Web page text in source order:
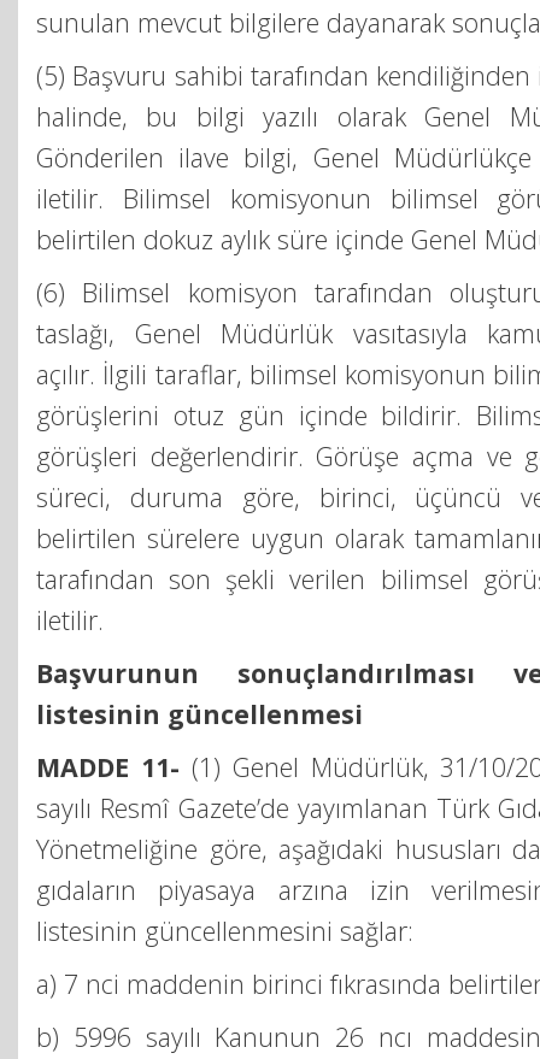
sunulan mevcut bilgilere dayanarak
(5) Başvuru sahibi tarafından
halinde, bu bilgi yazılı olarak Genel
Gönderilen ilave bilgi, Genel
iletilir. Bilimsel komisyonun bilimsel
belirtilen dokuz aylık süre içinde Genel
(6) Bilimsel komisyon tarafından
taslağı, Genel Müdürlük vasıtasıyla
açılır. İlgili taraflar, bilimsel komisyonun
görüşlerini otuz gün içinde bildirir.
görüşleri değerlendirir. Görüşe açma ve
süreci, duruma göre, birinci, üçüncü
belirtilen sürelere uygun olarak
tarafından son şekli verilen bilimsel
iletilir.
Başvurunun
listesinin güncellenmesi
MADDE 11- (1) Genel Müdürlük, 31/10/
sayılı Resmî Gazete’de yayımlanan Türk
Yönetmeliğine göre, aşağıdaki hususları
gıdaların piyasaya arzına izin
listesinin güncellenmesini sağlar:
a) 7 nci maddenin birinci fıkrasında
b) 5996 sayılı Kanunun 26 ncı